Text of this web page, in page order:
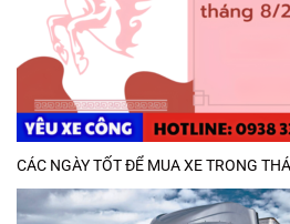
CÁC NGÀY TỐT ĐỂ MUA XE TRONG